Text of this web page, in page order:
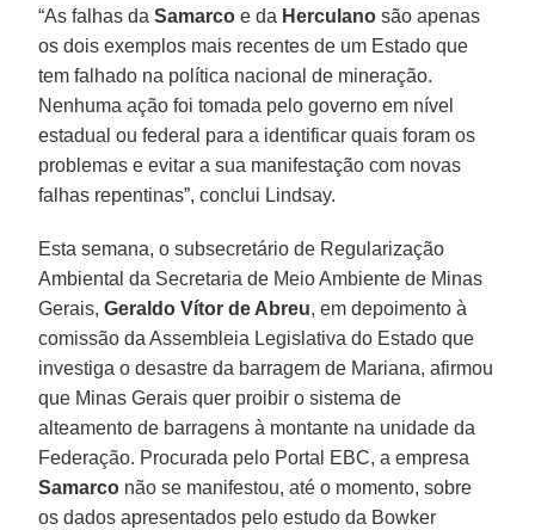
“As falhas daSamarco e da Herculano são apenas
os dois exemplos mais recentes de um Estado que
tem falhado na política nacional de mineração.
Nenhuma ação foi tomada pelo governo em nível
estadual ou federal para a identificar quais foram os
problemas e evitar a sua manifestação com novas
falhas repentinas”, conclui Lindsay.
Esta semana, o subsecretário de Regularização
Ambiental da Secretaria de Meio Ambiente de Minas
Gerais,Geraldo Vítor de Abreu, em depoimento à
comissão da Assembleia Legislativa do Estado que
investiga o desastre da barragem de Mariana, afirmou
que Minas Gerais quer proibir o sistema de
alteamento de barragens à montante na unidade da
Federação. Procurada pelo Portal EBC, a empresa
Samarco não se manifestou, até o momento, sobre
os dados apresentados pelo estudo da Bowker